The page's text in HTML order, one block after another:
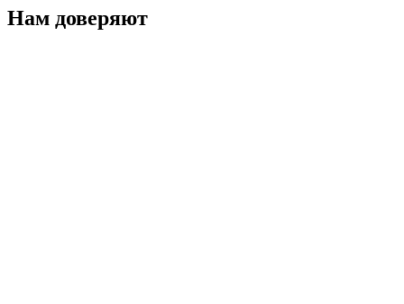
Нам доверяют